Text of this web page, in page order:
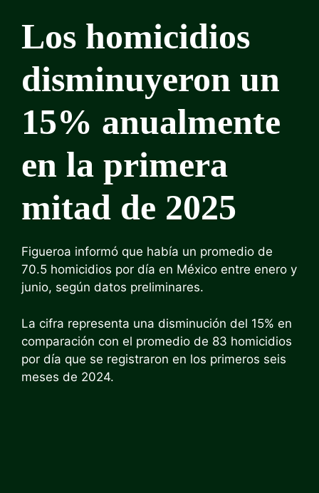
Los homicidios
disminuyeron un
15% anualmente
en la primera
mitad de 2025
Figueroa informó que había un promedio de
70.5 homicidios por día en México entre enero y
junio, según datos preliminares.
La cifra representa una disminución del 15% en
comparación con el promedio de 83 homicidios
por día que se registraron en los primeros seis
meses de 2024.